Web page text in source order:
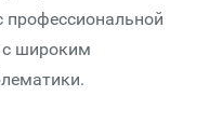
профессиональной
с широким